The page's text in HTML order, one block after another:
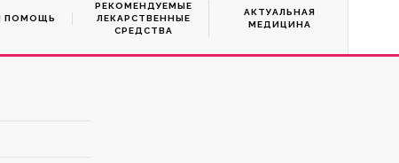
ПОМОЩЬ
РЕКОМЕНДУЕМЫЕ
ЛЕКАРСТВЕННЫЕ
СРЕДСТВА
АКТУАЛЬНАЯ
МЕДИЦИНА